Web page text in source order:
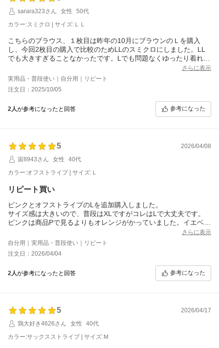
sarara323さん
女性
50代
カラー:スミクロ | サイズ:ＬＬ
こちらのブラウス、１枚目は昨年の10月にブラウンのＬを購入
し、今回2枚目の購入で比較のためLLのスミクロにしました。LL
でも大きすぎることなかったです。Lでも問題なくゆったり着れる
ので次の3枚目は明るい色のLにしようかなと思います。（参考：○
ニクロのブラウスだと女性用XLサイズを着ています）
個人的には着用モデルさん画像のように抜き襟や羽織りとして着
るのは苦手なので一番上までボタンを留めて着用しますが極太首
W胸ポケットのブラウスは一度着始めたら無いと困るほど便利で
さらに表示
実用品・普段使い｜自分用｜リピート
注文日：2025/10/05
2人が参考になったと回答 参考になった
5
2026/04/08
宙8943さん
女性
40代
カラー:オフストライプ | サイズ:Ｌ
リピート買い
ピンクとオフストライプのLを追加購入しました。
サイズ感は大きいので、普段はXLですがコレはLで大丈夫です。
ピンクは商品Pで見るよりもオレンジがかっていました。イエベな
ので大丈夫ですが、少し黄味があるので気をつけて下さい。
ピンストライプはパジャマ見えが怖かったのですが、絶妙で素敵
でした(私はストライプが似合わないタイプです)。
所々ストライプがズレているのが少し気になります。
サックスストライプも気になるけど、それこそパジャマ見えしそ
うなので悩み中です。
さらに表示
自分用｜実用品・普段使い｜リピート
注文日：2026/04/04
2人が参考になったと回答 参考になった
5
2026/04/17
鶏大好き4626さん
女性
40代
カラー:サックスストライプ | サイズ:Ｍ